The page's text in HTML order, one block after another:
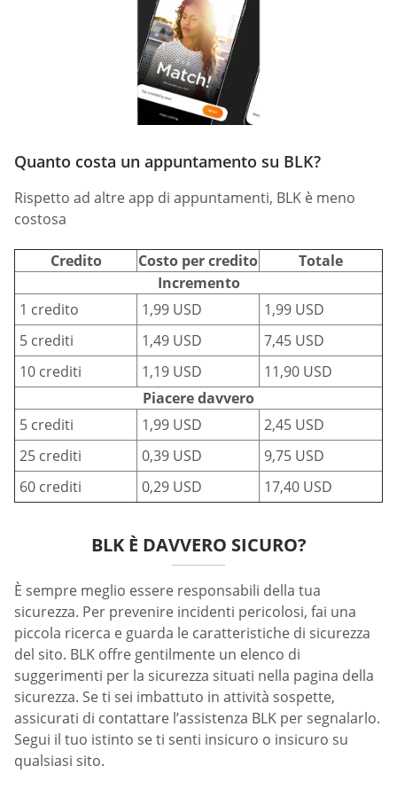
Quanto costa un appuntamento su BLK?
Rispetto ad altre app di appuntamenti, BLK è meno
costosa
Credito Costo per credito
Totale
Incremento
1 credito
1,99 USD
1,99 USD
5 crediti
1,49 USD
7,45 USD
10 crediti
1,19 USD
11,90 USD
Piacere davvero
5 crediti
1,99 USD
2,45 USD
25 crediti
0,39 USD
9,75 USD
60 crediti
0,29 USD 17,40 USD
BLK È DAVVERO SICURO?
È sempre meglio essere responsabili della tua
sicurezza. Per prevenire incidenti pericolosi, fai una
piccola ricerca e guarda le caratteristiche di sicurezza
del sito. BLK offre gentilmente un elenco di
suggerimenti per la sicurezza situati nella pagina della
sicurezza. Se ti sei imbattuto in attività sospette,
assicurati di contattare l’assistenza BLK per segnalarlo.
Segui il tuo istinto se ti senti insicuro o insicuro su
qualsiasi sito.